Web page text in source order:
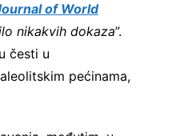
of World
nikakvih dokaza”.
česti u
pećinama,